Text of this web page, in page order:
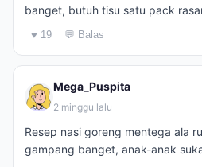
banget, butuh tisu satu pack
♥ 19 💬 Balas
Mega_Puspita
2 minggu lalu
Resep nasi goreng mentega ala
gampang banget, anak-anak